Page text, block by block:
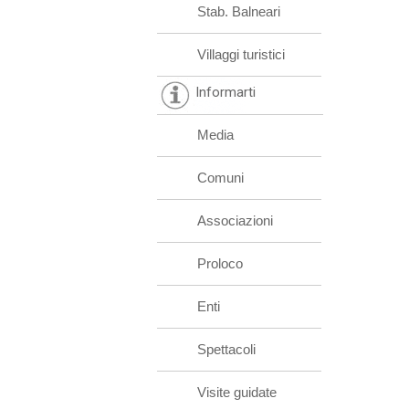
Stab. Balneari
Villaggi turistici
Informarti
Media
Comuni
Associazioni
Proloco
Enti
Spettacoli
Visite guidate